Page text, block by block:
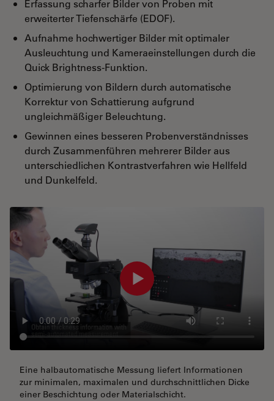
Erfassung scharfer Bilder von Proben mit
erweiterter Tiefenschärfe (EDOF).
Aufnahme hochwertiger Bilder mit optimaler
Ausleuchtung und Kameraeinstellungen durch die
Quick Brightness-Funktion.
Optimierung von Bildern durch automatische
Korrektur von Schattierung aufgrund
ungleichmäßiger Beleuchtung.
Gewinnen eines besseren Probenverständnisses
durch Zusammenführen mehrerer Bilder aus
unterschiedlichen Kontrastverfahren wie Hellfeld
und Dunkelfeld.
Eine halbautomatische Messung liefert Informationen
zur minimalen, maximalen und durchschnittlichen Dicke
einer Beschichtung oder Materialschicht.